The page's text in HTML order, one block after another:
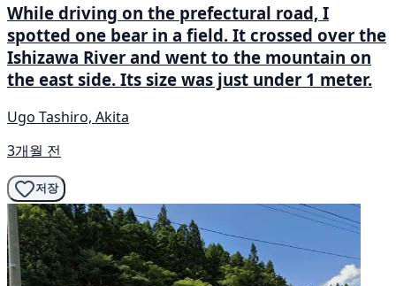
While driving on the prefectural road, I
spotted one bear in a field. It crossed over the
Ishizawa River and went to the mountain on
the east side. Its size was just under 1 meter.
Ugo Tashiro, Akita
3개월 전
저장